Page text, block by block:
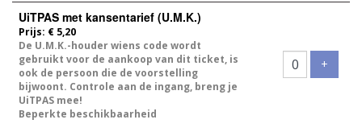
UiTPAS met kansentarief (U.M.K.)
Prijs: € 5,20
De U.M.K.-houder wiens code wordt
gebruikt voor de aankoop van dit ticket, is
ook de persoon die de voorstelling
bijwoont. Controle aan de ingang, breng je
UiTPAS mee!
Beperkte beschikbaarheid
+